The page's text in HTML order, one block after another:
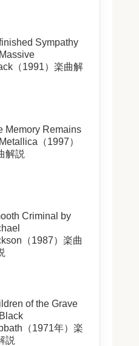
Sympathy
（1991）楽曲解
Memory Remains
（1997）
解説
Criminal by
（1987）楽曲
of the Grave
（1971年）楽
説